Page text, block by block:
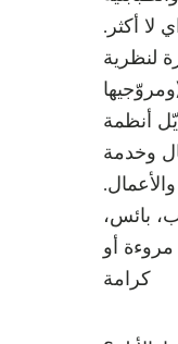
لا أكثر.
لنظرية
(ومروّجيها
أنظمة
وخدمة
بائس،
أو
كرامة